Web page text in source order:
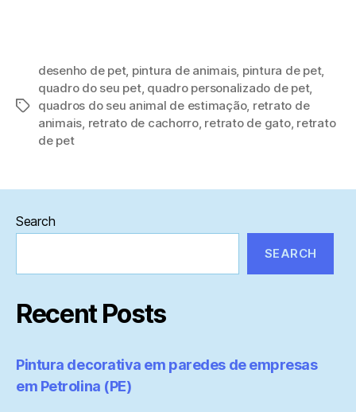
Tags
desenho de pet, pintura de animais, pintura de pet,
quadro do seu pet, quadro personalizado de pet,
quadros do seu animal de estimação, retrato de
animais, retrato de cachorro, retrato de gato, retrato
de pet
Search
SEARCH
Recent Posts
Pintura decorativa em paredes de empresas
em Petrolina (PE)